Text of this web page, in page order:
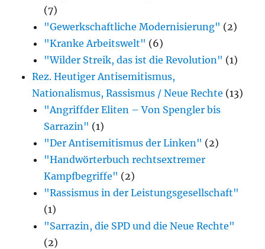
(7)
"Gewerkschaftliche Modernisierung" (2)
"Kranke Arbeitswelt" (6)
"Wilder Streik, das ist die Revolution" (1)
Rez. Heutiger Antisemitismus,
Nationalismus, Rassismus / Neue Rechte (13)
"Angriffder Eliten – Von Spengler bis
Sarrazin" (1)
"Der Antisemitismus der Linken" (2)
"Handwörterbuch rechtsextremer
Kampfbegriffe" (2)
"Rassismus in der Leistungsgesellschaft"
(1)
"Sarrazin, die SPD und die Neue Rechte"
(2)